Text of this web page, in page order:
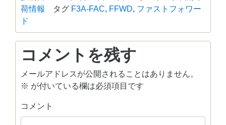
荷情報
タグ F3A-FAC, FFWD, ファストフォワー
ド
コメントを残す
メールアドレスが公開されることはありません。
※ が付いている欄は必須項目です
コメント